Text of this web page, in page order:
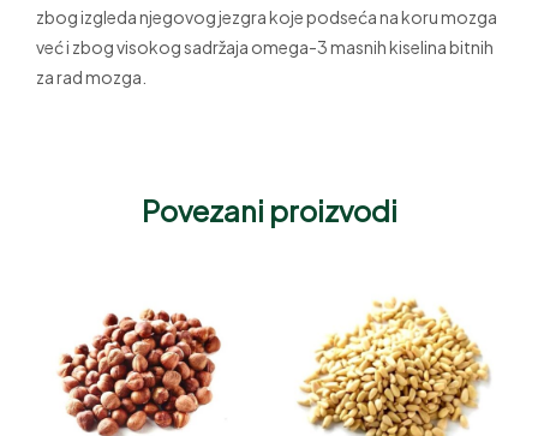
zbog izgleda njegovog jezgra koje podseća na koru mozga
već i zbog visokog sadržaja omega-3 masnih kiselina bitnih
za rad mozga.
Povezani proizvodi